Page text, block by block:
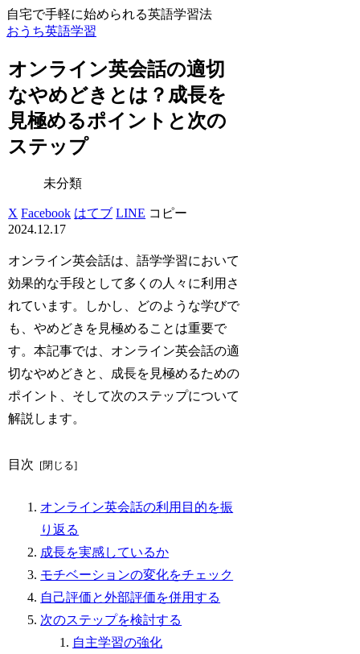
自宅で手軽に始められる英語学習法
おうち英語学習
オンライン英会話の適切
なやめどきとは？成長を
見極めるポイントと次の
ステップ
未分類
X Facebook はてブ LINE コピー
2024.12.17
オンライン英会話は、語学学習において
効果的な手段として多くの人々に利用さ
れています。しかし、どのような学びで
も、やめどきを見極めることは重要で
す。本記事では、オンライン英会話の適
切なやめどきと、成長を見極めるための
ポイント、そして次のステップについて
解説します。
目次
オンライン英会話の利用目的を振
り返る
成長を実感しているか
モチベーションの変化をチェック
自己評価と外部評価を併用する
次のステップを検討する
自主学習の強化